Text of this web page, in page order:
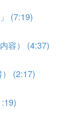
(7:19)
容） (4:37)
） (2:17)